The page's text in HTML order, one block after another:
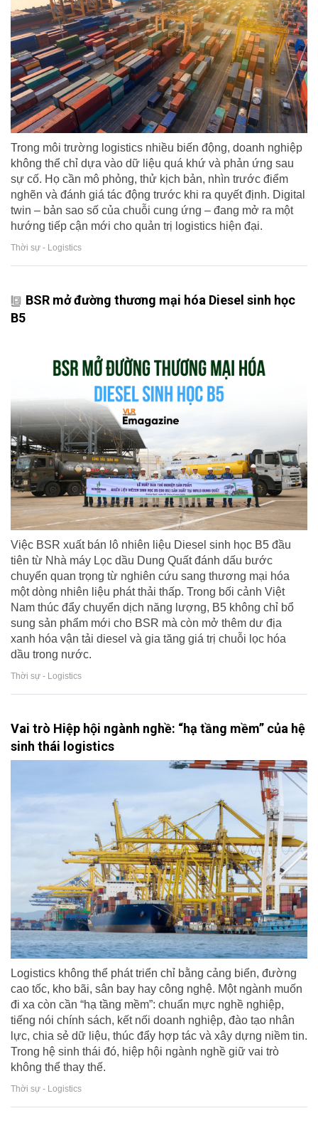
Trong môi trường logistics nhiều biến động, doanh nghiệp
không thể chỉ dựa vào dữ liệu quá khứ và phản ứng sau
sự cố. Họ cần mô phỏng, thử kịch bản, nhìn trước điểm
nghẽn và đánh giá tác động trước khi ra quyết định. Digital
twin – bản sao số của chuỗi cung ứng – đang mở ra một
hướng tiếp cận mới cho quản trị logistics hiện đại.
Thời sự - Logistics
BSR mở đường thương mại hóa Diesel sinh học
B5
Việc BSR xuất bán lô nhiên liệu Diesel sinh học B5 đầu
tiên từ Nhà máy Lọc dầu Dung Quất đánh dấu bước
chuyển quan trọng từ nghiên cứu sang thương mại hóa
một dòng nhiên liệu phát thải thấp. Trong bối cảnh Việt
Nam thúc đẩy chuyển dịch năng lượng, B5 không chỉ bổ
sung sản phẩm mới cho BSR mà còn mở thêm dư địa
xanh hóa vận tải diesel và gia tăng giá trị chuỗi lọc hóa
dầu trong nước.
Thời sự - Logistics
Vai trò Hiệp hội ngành nghề: “hạ tầng mềm” của hệ
sinh thái logistics
Logistics không thể phát triển chỉ bằng cảng biển, đường
cao tốc, kho bãi, sân bay hay công nghệ. Một ngành muốn
đi xa còn cần “hạ tầng mềm”: chuẩn mực nghề nghiệp,
tiếng nói chính sách, kết nối doanh nghiệp, đào tạo nhân
lực, chia sẻ dữ liệu, thúc đẩy hợp tác và xây dựng niềm tin.
Trong hệ sinh thái đó, hiệp hội ngành nghề giữ vai trò
không thể thay thế.
Thời sự - Logistics